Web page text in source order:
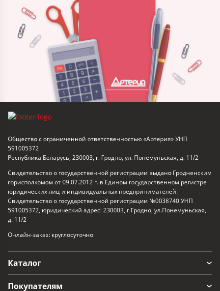
Общество с ограниченной ответственностью «Артерия» УНП
591005372
Республика Беларусь, 230003, г. Гродно, ул. Понемуньская, д. 11/2
Свидетельство о государственной регистрации выдано Гродненским
горисполкомом от 09.07.2012 г. в Едином государственном регистре
юридических лиц и индивидуальных предпринимателей.
Свидетельство о государственной регистрации №0038740 УНП
591005372, юридический адрес: 230003, г.Гродно, ул.Понемуньская,
д. 11/2
Онлайн-заказ: круглосуточно
Каталог
Покупателям